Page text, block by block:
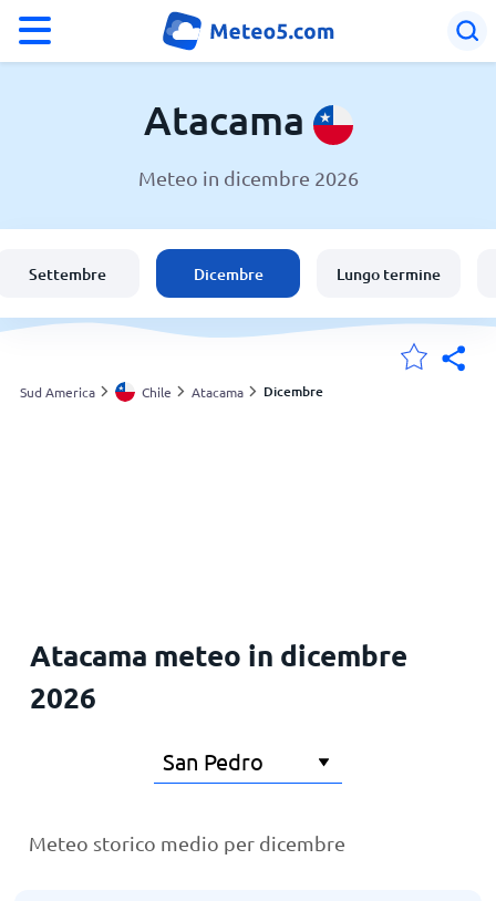
Meteo in Atacama
Italia
Svizzera
Atacama
Meteo in dicembre 2026
Settembre Dicembre Lungo termine
Sud America Chile Atacama Dicembre
Atacama meteo in dicembre
2026
Meteo storico medio per dicembre